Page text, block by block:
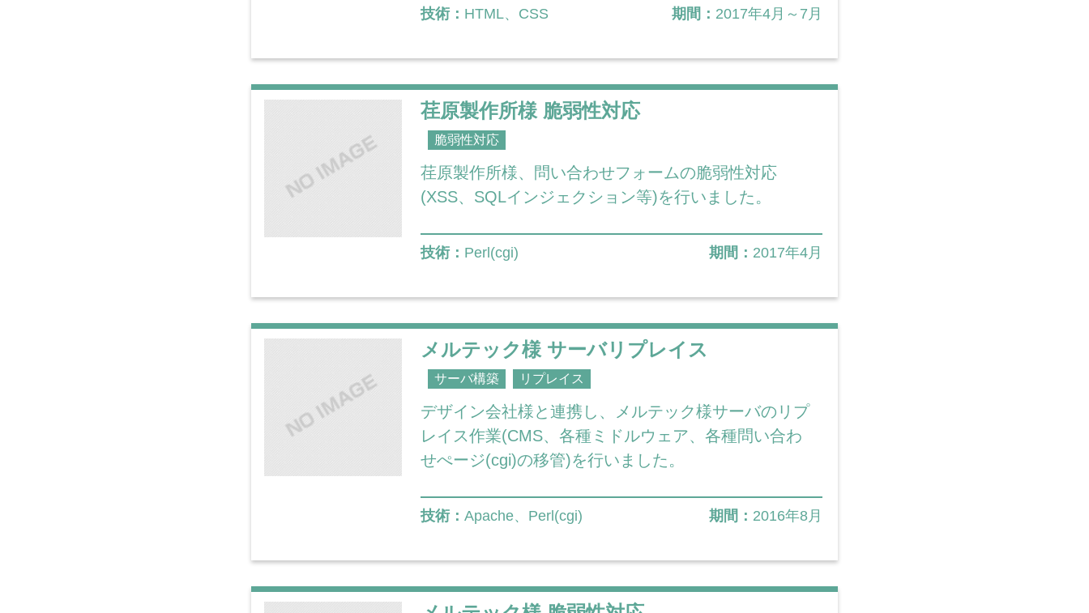
技術： HTML、CSS 期間： 2017年4月～7月
荏原製作所様 脆弱性対応
脆弱性対応
荏原製作所様、問い合わせフォームの脆弱性対応
(XSS、SQLインジェクション等)を行いました。
技術： Perl(cgi) 期間： 2017年4月
メルテック様 サーバリプレイス
サーバ構築 リプレイス
デザイン会社様と連携し、メルテック様サーバのリプ
レイス作業(CMS、各種ミドルウェア、各種問い合わ
せぺージ(cgi)の移管)を行いました。
技術： Apache、Perl(cgi) 期間： 2016年8月